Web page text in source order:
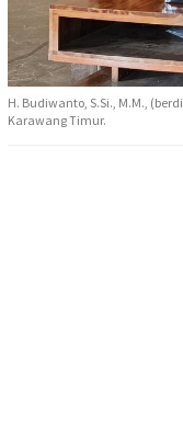
H. Budiwanto, S.Si., M.M.,
Karawang Timur.